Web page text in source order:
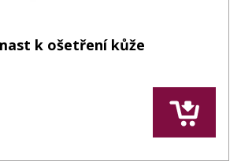
k ošetření kůže